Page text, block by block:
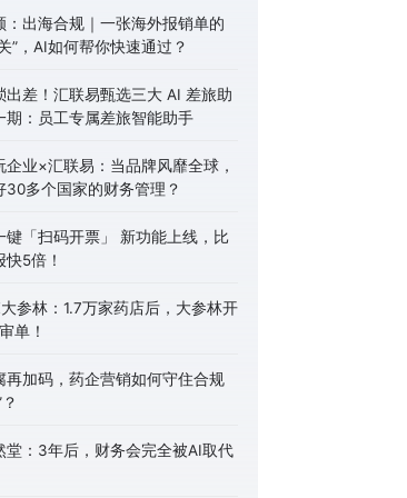
：出海合规｜一张海外报销单的
”，AI如何帮你快速通过？
出差！汇联易甄选三大 AI 差旅助
期：员工专属差旅智能助手
企业×汇联易：当品牌风靡全球，
30多个国家的财务管理？
键「扫码开票」 新功能上线，比
5倍！
参林：1.7万家药店后，大参林开
单！
再加码，药企营销如何守住合规
堂：3年后，财务会完全被AI取代